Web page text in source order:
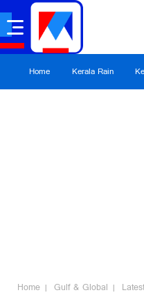
Home Kerala Rain
Home Gulf & Global Latest